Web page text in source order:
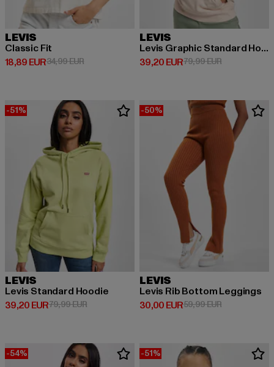
LEVIS
Classic Fit
18,89 EUR
Derzeitiger Preis: 18,89 EUR
34,99 EURAktionspreis: 34,99 EUR
LEVIS
Levis Graphic Standard Hoodie
39,20 EUR
Derzeitiger Preis: 39,20 EUR
79,99 EURAktionspreis:
-51%
LEVIS
Levis Standard Hoodie
39,20 EUR
Derzeitiger Preis: 39,20 EUR
79,99 EURAktionspreis: 79,99 EUR
-50%
LEVIS
Levis Rib Bottom Leggings
30,00 EUR
Derzeitiger Preis: 30,00 EUR
59,99 EURAktionspreis:
-54% -51%